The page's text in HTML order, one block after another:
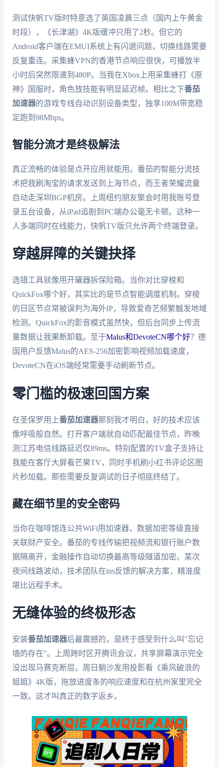
测试快帆TV版时特意选了英国凌晨三点（国内上午黄金
时段），《长津湖》4K版缓冲只用了2秒。但它的
Android客户端在EMUI系统上有闪退问题，切换线路需要
反复重连。采集蜂VPN的香港节点响应很快，可播放半
小时后突然限速到480P。当我在Xbox上用采集蜂打《原
神》国服时，角色放技能有明显延迟帧。相比之下番茄
加速器的游戏专线自动识别设备类型，独享100M带宽稳
定跑到98Mbps。
智能分流才是终极解法
真正流畅的体验是点开应用就能用。番茄的智能分流技
术把我刷淘宝的请求发送到上海节点，而王者荣耀流量
自动走深圳BGP机房。上周纽约朋友聚会时用我账号登
录五台设备，从iPad追剧到PC端办公毫无卡顿。这种一
人多端同时在线能力，快帆TV版只允许两个终端登录。
穿越屏障的关键抉择
选错工具就像用开罐器拆保险箱。当你对比穿梭和
QuickFox哪个好，其实比的是节点智能调度机制。穿梭
的日区节点常被误判为海外IP，导致爱奇艺频繁触发地域
检测。QuickFox的影音模式虽然快，但后台同步上传流
量数据让我果断卸载。至于Malus和DevoteCN哪个好？德
国用户反馈Malus的AES-256加密影响视频加载速度，
DevoteCN在iOS端经常需要手动刷新节点。
零门槛的极速回国方案
在圣保罗用上番茄加速器那刻我才明白，好的技术应该
像呼吸般自然。打开客户端就自动匹配最佳节点，昨晚
测江苏电信线路延迟仅89ms。特别配置的TV盒子支持让
我能在客厅大屏看芒果TV，同时手机刷小红书评论区图
片秒加载。那些需要反复调试的日子彻底终结了。
藏在细节里的安全密码
当你在咖啡馆连公共WiFi用加速器，数据加密等级直接
关联财产安全。番茄的专线传输把视频流和银行账户数
据隔离开，金融操作自动切换最高等级隧道加密。某次
夜间线路波动，技术团队在ins反馈的解决方案，精准度
堪比远程手术。
无缝体验的终极形态
安装番茄加速器后最震撼的，是终于感受到什么叫"忘记
墙的存在"。上周跨时区开腾讯会议，共享屏幕演示完全
没出现马赛克断层。周日躺沙发用投影看《乘风破浪的
姐姐》4K版，拖放进度条的响应速度和在杭州家里完全
一致。这才叫真正的数字返乡。